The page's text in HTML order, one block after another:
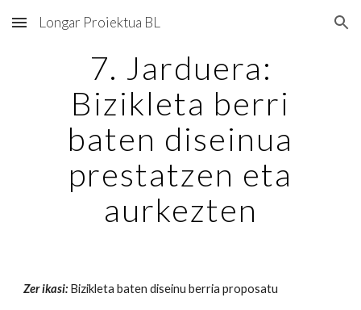
Skip to main content Skip to navigation
Longar Proiektua BL
7. Jarduera:
Bizikleta berri
baten diseinua
prestatzen eta
aurkezten
Zer ikasi: Bizikleta baten diseinu berria proposatu